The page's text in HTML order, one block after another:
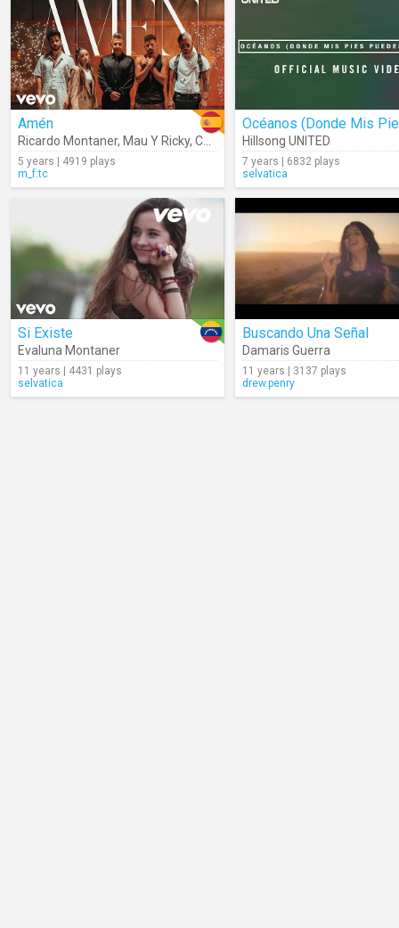
Amén
Ricardo Montaner, Mau Y Ricky, Camilo Evaluna Montaner
5 years | 4919 plays
m_f.tc
Hillsong UNITED
7 years | 6832 plays
selvatica
Si Existe
Evaluna Montaner
11 years | 4431 plays
selvatica
Buscando Una Señal
Damaris Guerra
11 years | 3137 plays
drew.penry